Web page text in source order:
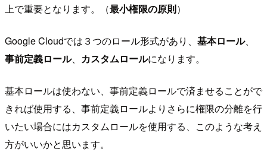
上で重要となります。（最小権限の原則）
Google Cloudでは３つのロール形式があり、 基本ロール、
事前定義ロール、 カスタムロールになります。
基本ロールは使わない、事前定義ロールで済ませることがで
きれば使用する、事前定義ロールよりさらに権限の分離を行
いたい場合にはカスタムロールを使用する、このような考え
方がいいかと思います。